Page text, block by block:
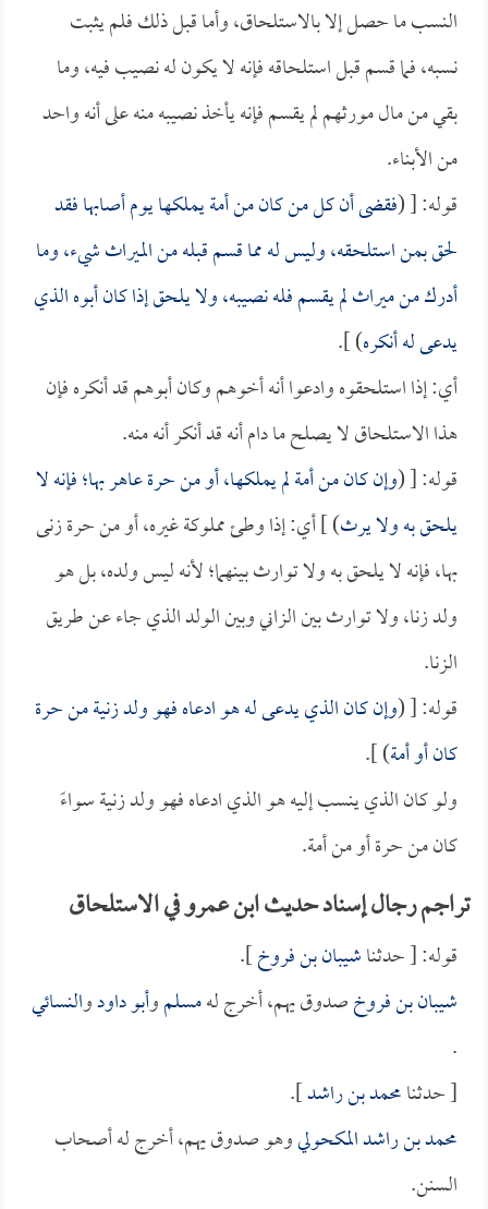
النسب ما حصل إلا بالاستلحاق، وأما قبل ذلك فلم يثبت
نسبه، فما قسم قبل استلحاقه فإنه لا يكون له نصيب فيه، وما
بقي من مال مورثهم لم يقسم فإنه يأخذ نصيبه منه على أنه واحد
من الأبناء.
قوله: [ (فقضى أن كل من كان من أمة يملكها يوم أصابها فقد
لحق بمن استلحقه، وليس له مما قسم قبله من الميراث شيء، وما
أدرك من ميراث لم يقسم فله نصيبه، ولا يلحق إذا كان أبوه الذي
يدعى له أنكره) ].
أي: إذا استلحقوه وادعوا أنه أخوهم وكان أبوهم قد أنكره فإن
هذا الاستلحاق لا يصلح ما دام أنه قد أنكر أنه منه.
قوله: [ (وإن كان من أمة لم يملكها، أو من حرة عاهر بها؛ فإنه لا
يلحق به ولا يرث) ] أي: إذا وطئ مملوكة غيره، أو من حرة زنى
بها، فإنه لا يلحق به ولا توارث بينهما؛ لأنه ليس ولده، بل هو
ولد زنا، ولا توارث بين الزاني وبين الولد الذي جاء عن طريق
الزنا.
قوله: [ (وإن كان الذي يدعى له هو ادعاه فهو ولد زنية من حرة
كان أو أمة) ].
ولو كان الذي ينسب إليه هو الذي ادعاه فهو ولد زنية سواءً
كان من حرة أو من أمة.
تراجم رجال إسناد حديث ابن عمرو في الاستلحاق
قوله: [ حدثناشيبان بن فروخ].
شيبان بن فروخصدوق يهم، أخرج لهمسلموأبو داودوالنسائي
.
[ حدثنامحمد بن راشد].
محمد بن راشد المكحوليوهو صدوق يهم، أخرج له أصحاب
السنن.